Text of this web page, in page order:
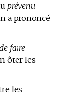
prévenu
a prononcé
faire
ôter les
les